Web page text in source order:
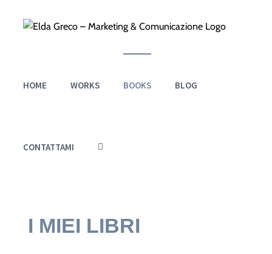
HOME WORKS BOOKS BLOG
CONTATTAMI
I MIEI LIBRI